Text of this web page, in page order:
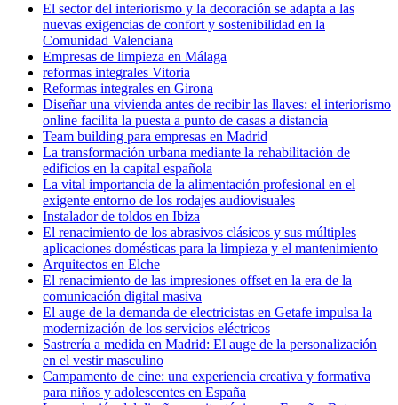
El sector del interiorismo y la decoración se adapta a las
nuevas exigencias de confort y sostenibilidad en la
Comunidad Valenciana
Empresas de limpieza en Málaga
reformas integrales Vitoria
Reformas integrales en Girona
Diseñar una vivienda antes de recibir las llaves: el interiorismo
online facilita la puesta a punto de casas a distancia
Team building para empresas en Madrid
La transformación urbana mediante la rehabilitación de
edificios en la capital española
La vital importancia de la alimentación profesional en el
exigente entorno de los rodajes audiovisuales
Instalador de toldos en Ibiza
El renacimiento de los abrasivos clásicos y sus múltiples
aplicaciones domésticas para la limpieza y el mantenimiento
Arquitectos en Elche
El renacimiento de las impresiones offset en la era de la
comunicación digital masiva
El auge de la demanda de electricistas en Getafe impulsa la
modernización de los servicios eléctricos
Sastrería a medida en Madrid: El auge de la personalización
en el vestir masculino
Campamento de cine: una experiencia creativa y formativa
para niños y adolescentes en España